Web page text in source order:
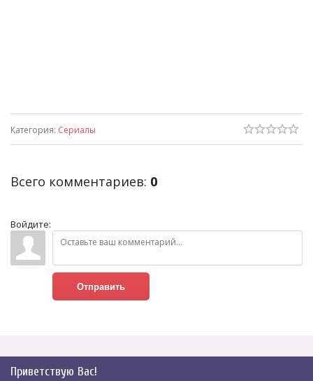
Категория: Сериалы
Всего комментариев: 0
Войдите:
Отправить
Приветствую Вас!